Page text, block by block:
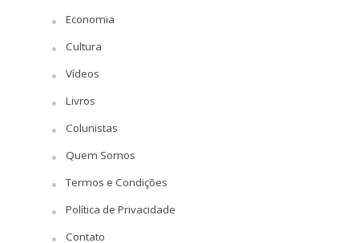
Economia
Cultura
Vídeos
Livros
Colunistas
Quem Somos
Termos e Condições
Política de Privacidade
Contato